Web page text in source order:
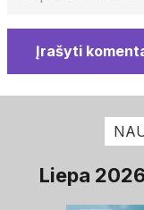
Įrašyti
Liepa